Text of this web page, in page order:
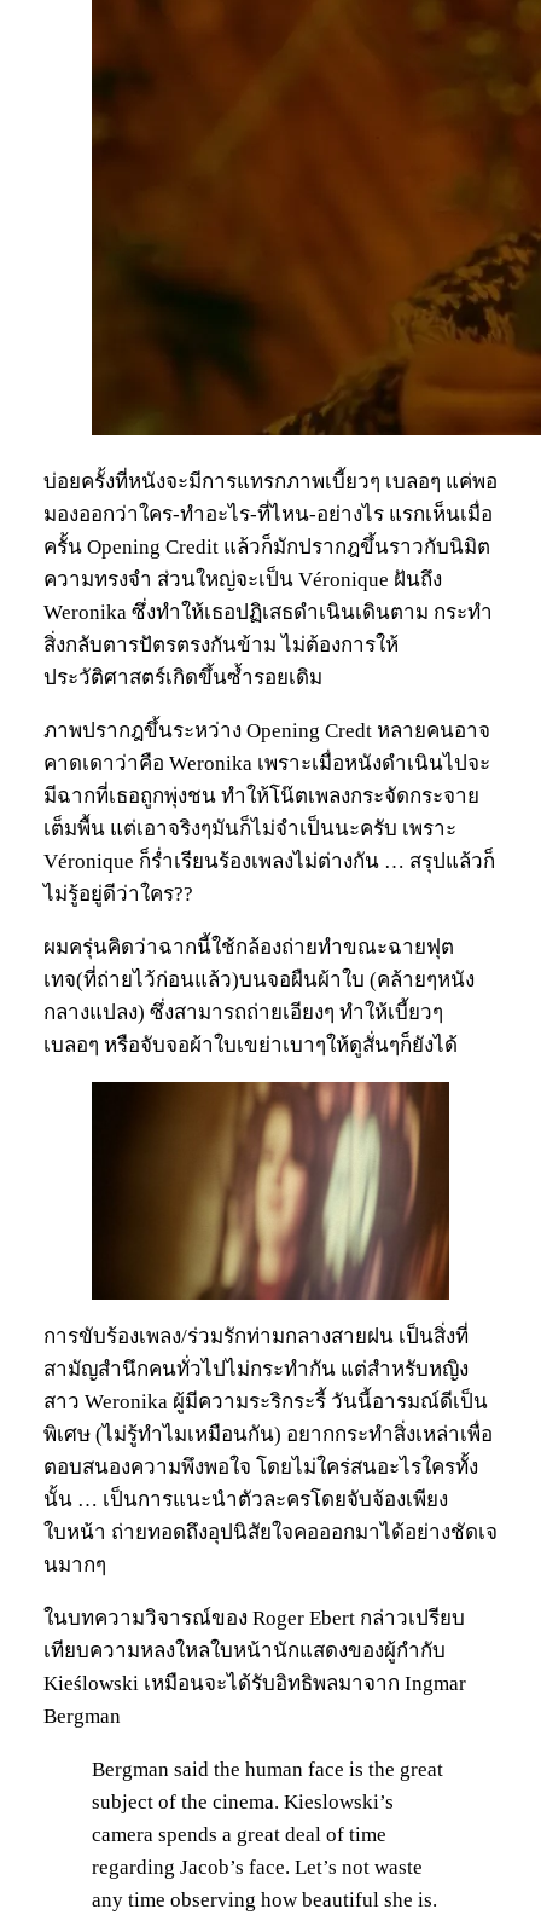
บ่อยครั้งที่หนังจะมีการแทรกภาพเบี้ยวๆ เบลอๆ แค่พอ
มองออกว่าใคร-ทำอะไร-ที่ไหน-อย่างไร แรกเห็นเมื่อ
ครั้น Opening Credit แล้วก็มักปรากฎขึ้นราวกับนิมิต
ความทรงจำ ส่วนใหญ่จะเป็น Véronique ฝันถึง
Weronika ซึ่งทำให้เธอปฏิเสธดำเนินเดินตาม กระทำ
สิ่งกลับตารปัตรตรงกันข้าม ไม่ต้องการให้
ประวัติศาสตร์เกิดขึ้นซ้ำรอยเดิม
ภาพปรากฎขึ้นระหว่าง Opening Credt หลายคนอาจ
คาดเดาว่าคือ Weronika เพราะเมื่อหนังดำเนินไปจะ
มีฉากที่เธอถูกพุ่งชน ทำให้โน๊ตเพลงกระจัดกระจาย
เต็มพื้น แต่เอาจริงๆมันก็ไม่จำเป็นนะครับ เพราะ
Véronique ก็ร่ำเรียนร้องเพลงไม่ต่างกัน … สรุปแล้วก็
ไม่รู้อยู่ดีว่าใคร??
ผมครุ่นคิดว่าฉากนี้ใช้กล้องถ่ายทำขณะฉายฟุต
เทจ(ที่ถ่ายไว้ก่อนแล้ว)บนจอผืนผ้าใบ (คล้ายๆหนัง
กลางแปลง) ซึ่งสามารถถ่ายเอียงๆ ทำให้เบี้ยวๆ
เบลอๆ หรือจับจอผ้าใบเขย่าเบาๆให้ดูสั่นๆก็ยังได้
การขับร้องเพลง/ร่วมรักท่ามกลางสายฝน เป็นสิ่งที่
สามัญสำนึกคนทั่วไปไม่กระทำกัน แต่สำหรับหญิง
สาว Weronika ผู้มีความระริกระรี้ วันนี้อารมณ์ดีเป็น
พิเศษ (ไม่รู้ทำไมเหมือนกัน) อยากกระทำสิ่งเหล่าเพื่อ
ตอบสนองความพึงพอใจ โดยไม่ใคร่สนอะไรใครทั้ง
นั้น … เป็นการแนะนำตัวละครโดยจับจ้องเพียง
ใบหน้า ถ่ายทอดถึงอุปนิสัยใจคอออกมาได้อย่างชัดเจ
นมากๆ
ในบทความวิจารณ์ของ Roger Ebert กล่าวเปรียบ
เทียบความหลงใหลใบหน้านักแสดงของผู้กำกับ
Kieślowski เหมือนจะได้รับอิทธิพลมาจาก Ingmar
Bergman
Bergman said the human face is the great
subject of the cinema. Kieslowski’s
camera spends a great deal of time
regarding Jacob’s face. Let’s not waste
any time observing how beautiful she is.